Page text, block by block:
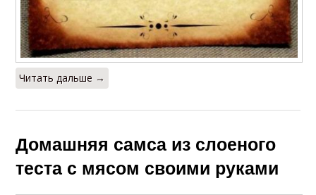
Читать дальше →
Домашняя самса из слоеного
теста с мясом своими руками